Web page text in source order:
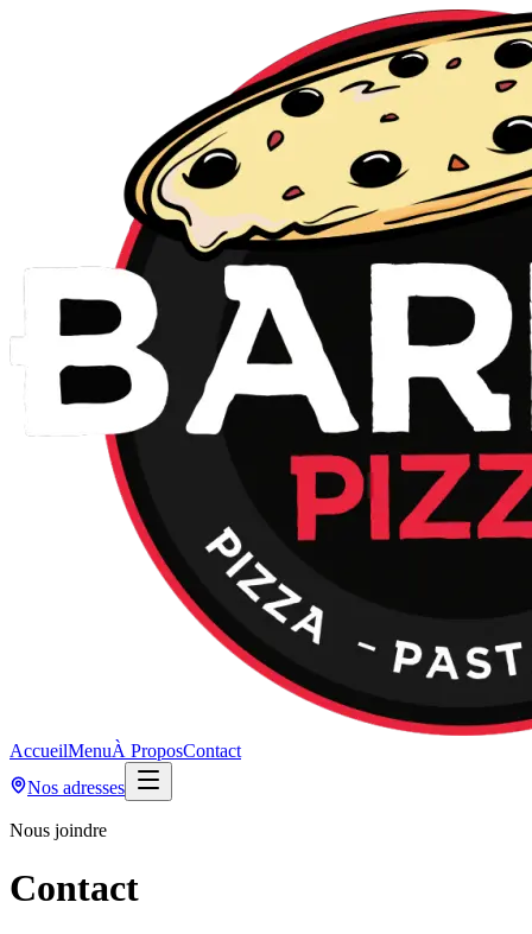
AccueilMenuÀ ProposContact
Nos adresses
Nous joindre
Contact